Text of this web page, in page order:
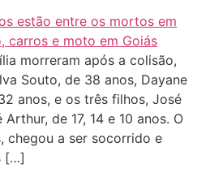
morreram após a colisão,
Souto, de 38 anos, Dayane
anos, e os três filhos, José
de 17, 14 e 10 anos. O
chegou a ser socorrido e
[…]